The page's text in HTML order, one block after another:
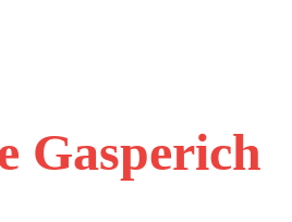
Gasperich